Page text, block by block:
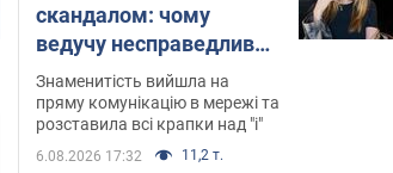
скандалом: чому
ведучу несправедливо
захейтили
Знаменитість вийшла на
пряму комунікацію в мережі та
розставила всі крапки над "і"
6.08.2026 17:32 11,2 т.